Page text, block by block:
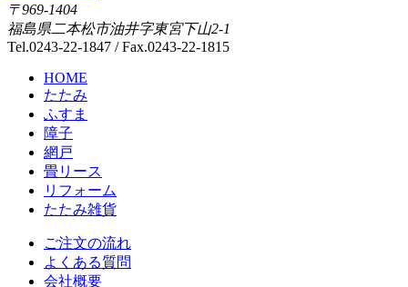
〒969-1404
福島県二本松市油井字東宮下山2-1
Tel.0243-22-1847 / Fax.0243-22-1815
HOME
たたみ
ふすま
障子
網戸
畳リース
リフォーム
たたみ雑貨
ご注文の流れ
よくある質問
会社概要